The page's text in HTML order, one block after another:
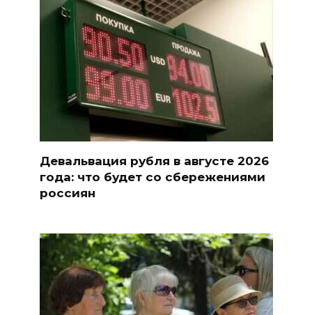
Девальвация рубля в августе 2026
года: что будет со сбережениями
россиян